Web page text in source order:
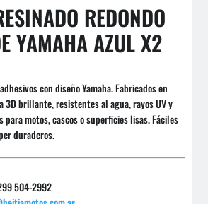
REDONDO
YAMAHA AZUL X2
con diseño Yamaha. Fabricados en
3D brillante, resistentes al agua, rayos UV y
para motos, cascos o superficies lisas. Fáciles
duraderos.
504-2992